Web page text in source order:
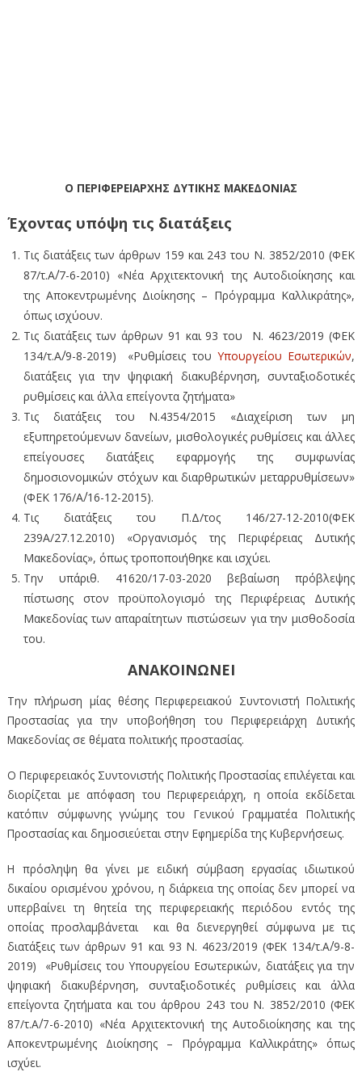
Ο ΠΕΡΙΦΕΡΕΙΑΡΧΗΣ ΔΥΤΙΚΗΣ ΜΑΚΕΔΟΝΙΑΣ
Έχοντας υπόψη τις διατάξεις
Τις διατάξεις των άρθρων 159 και 243 του Ν. 3852/2010 (ΦΕΚ
87/τ.Α΄/7-6-2010) «Νέα Αρχιτεκτονική της Αυτοδιοίκησης και
της Αποκεντρωμένης Διοίκησης – Πρόγραμμα Καλλικράτης»,
όπως ισχύουν.
Τις διατάξεις των άρθρων 91 και 93 του Ν. 4623/2019 (ΦΕΚ
134/τ.Α΄/9-8-2019) «Ρυθμίσεις του Υπουργείου Εσωτερικών,
διατάξεις για την ψηφιακή διακυβέρνηση, συνταξιοδοτικές
ρυθμίσεις και άλλα επείγοντα ζητήματα»
Τις διατάξεις του Ν.4354/2015 «Διαχείριση των μη
εξυπηρετούμενων δανείων, μισθολογικές ρυθμίσεις και άλλες
επείγουσες διατάξεις εφαρμογής της συμφωνίας
δημοσιονομικών στόχων και διαρθρωτικών μεταρρυθμίσεων»
(ΦΕΚ 176/Α΄/16-12-2015).
Τις διατάξεις του Π.Δ/τος 146/27-12-2010(ΦΕΚ
239Α/27.12.2010) «Οργανισμός της Περιφέρειας Δυτικής
Μακεδονίας», όπως τροποποιήθηκε και ισχύει.
Την υπ΄αριθ. 41620/17-03-2020 βεβαίωση πρόβλεψης
πίστωσης στον προϋπολογισμό της Περιφέρειας Δυτικής
Μακεδονίας των απαραίτητων πιστώσεων για την μισθοδοσία
του.
ΑΝΑΚΟΙΝΩΝΕΙ
Την πλήρωση μίας θέσης Περιφερειακού Συντονιστή Πολιτικής
Προστασίας για την υποβοήθηση του Περιφερειάρχη Δυτικής
Μακεδονίας σε θέματα πολιτικής προστασίας.
Ο Περιφερειακός Συντονιστής Πολιτικής Προστασίας επιλέγεται και
διορίζεται με απόφαση του Περιφερειάρχη, η οποία εκδίδεται
κατόπιν σύμφωνης γνώμης του Γενικού Γραμματέα Πολιτικής
Προστασίας και δημοσιεύεται στην Εφημερίδα της Κυβερνήσεως.
Η πρόσληψη θα γίνει με ειδική σύμβαση εργασίας ιδιωτικού
δικαίου ορισμένου χρόνου, η διάρκεια της οποίας δεν μπορεί να
υπερβαίνει τη θητεία της περιφερειακής περιόδου εντός της
οποίας προσλαμβάνεται και θα διενεργηθεί σύμφωνα με τις
διατάξεις των άρθρων 91 και 93 Ν. 4623/2019 (ΦΕΚ 134/τ.Α΄/9-8-
2019) «Ρυθμίσεις του Υπουργείου Εσωτερικών, διατάξεις για την
ψηφιακή διακυβέρνηση, συνταξιοδοτικές ρυθμίσεις και άλλα
επείγοντα ζητήματα και του άρθρου 243 του Ν. 3852/2010 (ΦΕΚ
87/τ.Α΄/7-6-2010) «Νέα Αρχιτεκτονική της Αυτοδιοίκησης και της
Αποκεντρωμένης Διοίκησης – Πρόγραμμα Καλλικράτης» όπως
ισχύει.